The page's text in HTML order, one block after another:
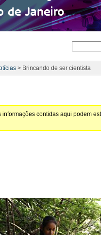
> Brincando de ser cientista
contidas aqui podem